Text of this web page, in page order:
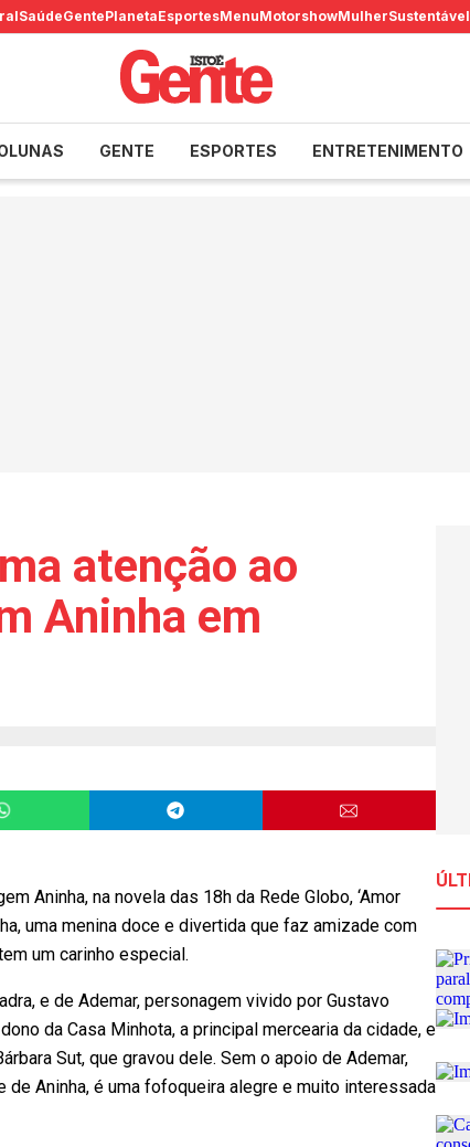
SaúdeGentePlanetaEsportesMenuMotorshowMulherSustentável
GENTE ESPORTES ENTRETENIMENTO
atenção ao
Aninha em
Aninha, na novela das 18h da Rede Globo, ‘Amor
uma menina doce e divertida que faz amizade com
um carinho especial.
e de Ademar, personagem vivido por Gustavo
da Casa Minhota, a principal mercearia da cidade, e
Sut, que gravou dele. Sem o apoio de Ademar,
Aninha, é uma fofoqueira alegre e muito interessada